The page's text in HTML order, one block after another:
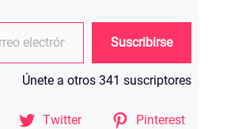
Suscribirse
Únete a otros 341 suscriptores
Twitter
Pinterest